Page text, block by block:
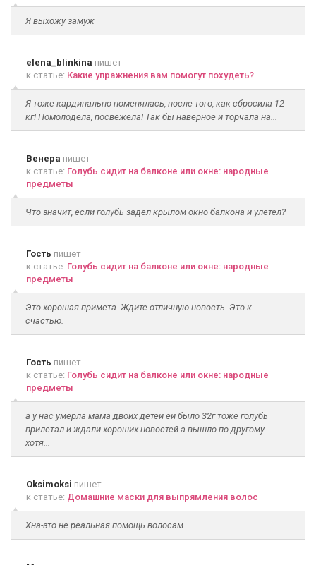
Я выхожу замуж
elena_blinkina пишет
к статье: Какие упражнения вам помогут похудеть?
Я тоже кардинально поменялась, после того, как сбросила 12
кг! Помолодела, посвежела! Так бы наверное и торчала на...
Венера пишет
к статье: Голубь сидит на балконе или окне: народные
предметы
Что значит, если голубь задел крылом окно балкона и улетел?
Гость пишет
к статье: Голубь сидит на балконе или окне: народные
предметы
Это хорошая примета. Ждите отличную новость. Это к
счастью.
Гость пишет
к статье: Голубь сидит на балконе или окне: народные
предметы
а у нас умерла мама двоих детей ей было 32г тоже голубь
прилетал и ждали хороших новостей а вышло по другому
хотя...
Oksimoksi пишет
к статье: Домашние маски для выпрямления волос
Хна-это не реальная помощь волосам